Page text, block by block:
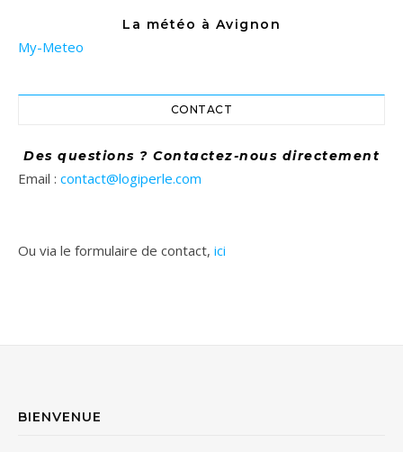
La météo à Avignon
My-Meteo
CONTACT
Des questions ? Contactez-nous directement
Email : contact@logiperle.com
Ou via le formulaire de contact, ici
BIENVENUE